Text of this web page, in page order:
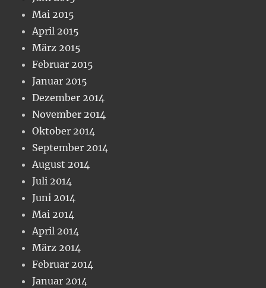
Mai 2015
April 2015
März 2015
Februar 2015
Januar 2015
Dezember 2014
November 2014
Oktober 2014
September 2014
August 2014
Juli 2014
Juni 2014
Mai 2014
April 2014
März 2014
Februar 2014
Januar 2014